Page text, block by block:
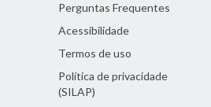
Perguntas Frequentes
Acessibilidade
Termos de uso
Política de privacidade
(SILAP)